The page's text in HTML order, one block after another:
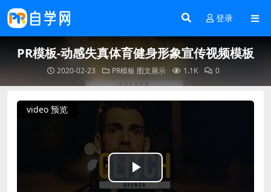
登录
PR模板-动感失真体育健身形象宣传视频模板
2020-02-23 PR模板 图文展示 1.1K 0
video 预览
Play